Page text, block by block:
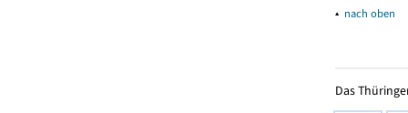
▴ nach oben
Das